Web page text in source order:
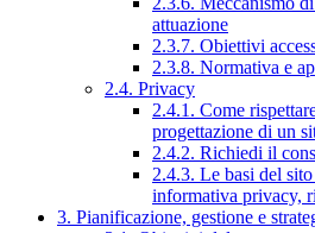
attuazione
2.3.7. Obiettivi
2.3.8. Normativa e
2.4. Privacy
2.4.1. Come
progettazione di un
2.4.2. Richiedi il
2.4.3. Le basi del
informativa privacy,
3. Pianificazione, gestione e